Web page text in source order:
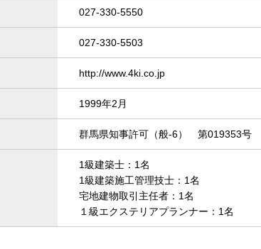
027-330-5550
027-330-5503
http://www.4ki.co.jp
1999年2月
群馬県知事許可（般-6） 第019353号
1級建築士：1名
1級建築施工管理技士：1名
宅地建物取引主任者：1名
１級エクステリアプランナー：1名